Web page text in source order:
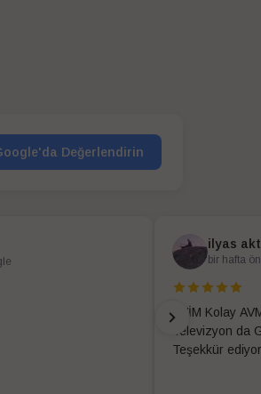
Değerlendirin
ilyas
bir hafta
EVİM Kolay
Televizyon da
Teşekkür